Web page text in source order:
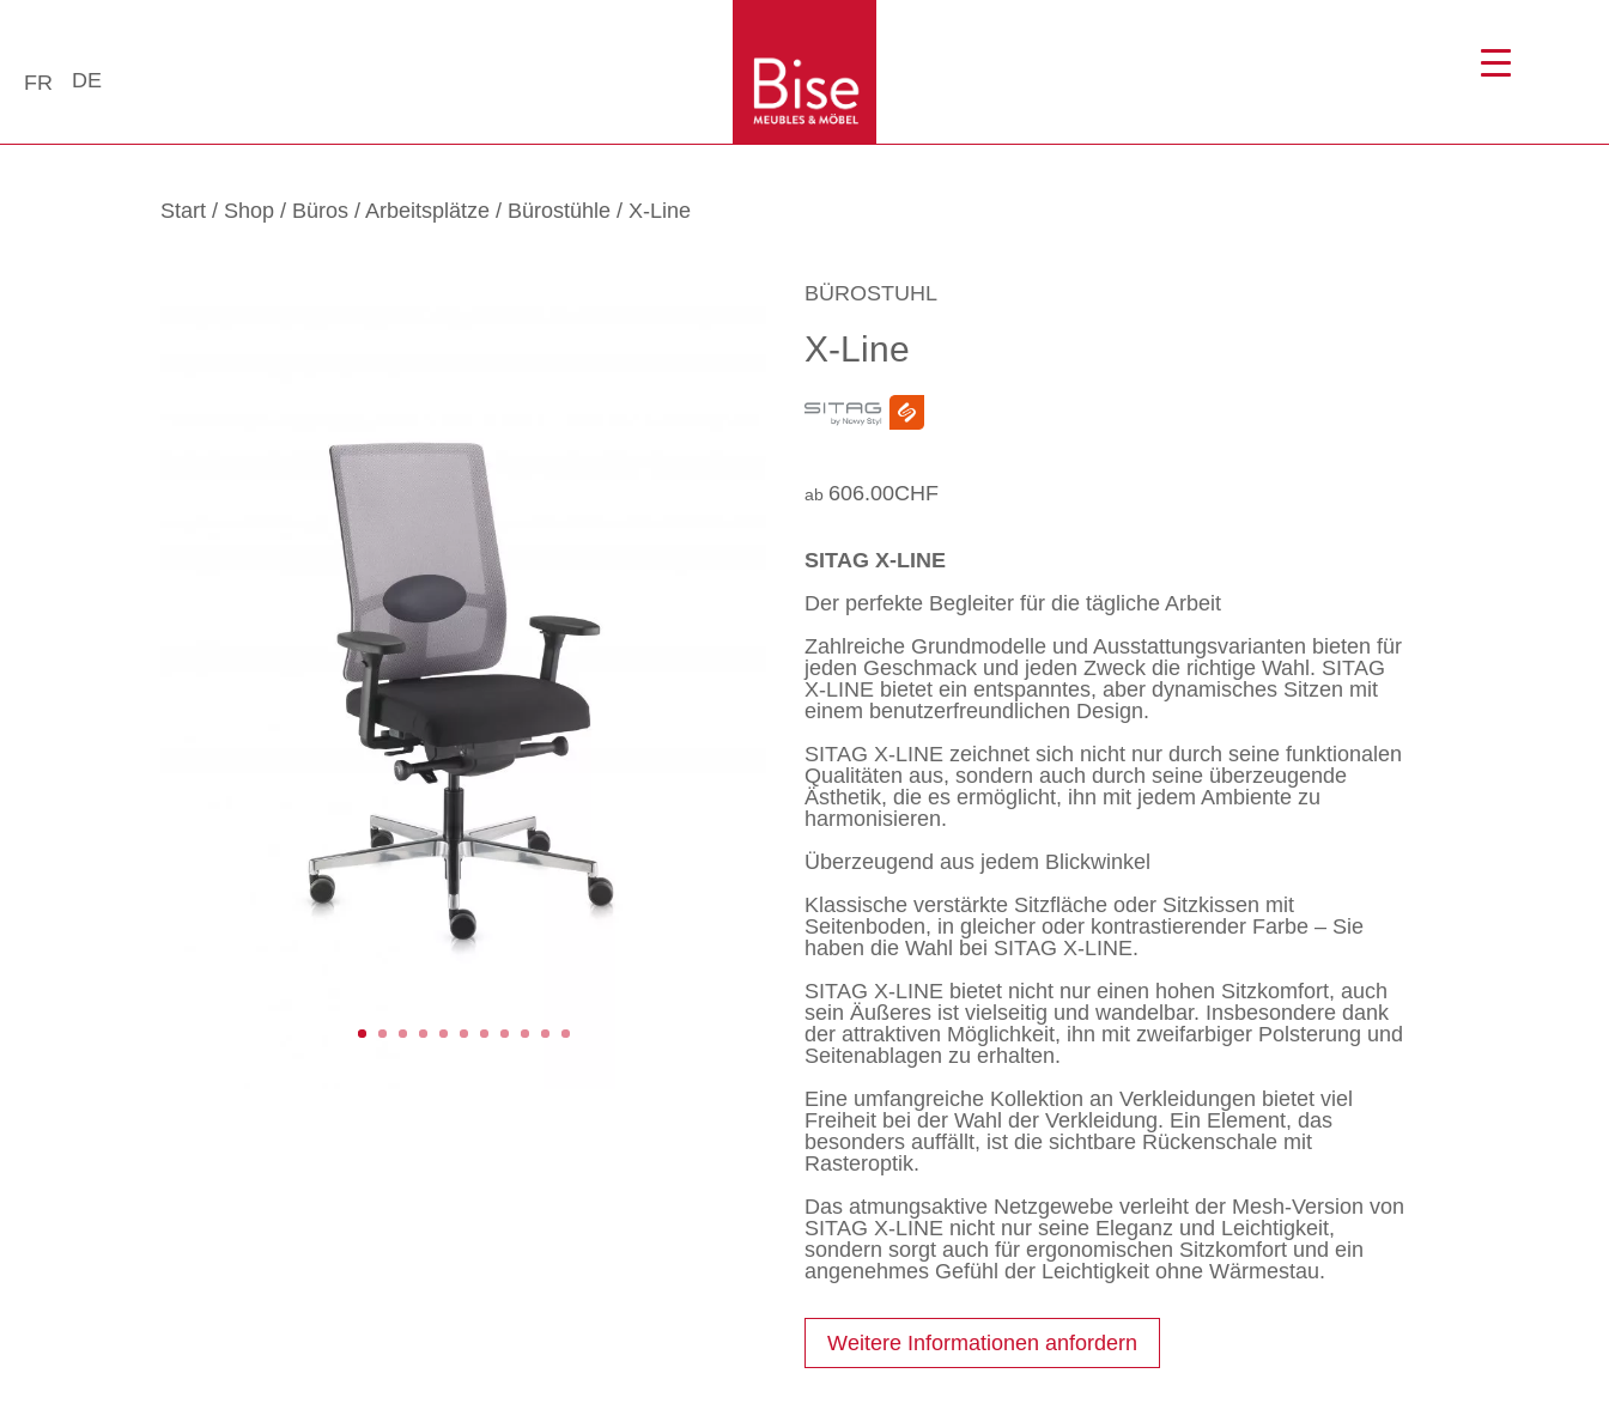
FR DE
Start / Shop / Büros /Arbeitsplätze / Bürostühle / X-Line
BÜROSTUHL
X-Line
606.00CHF
SITAG X-LINE
Der perfekte Begleiter für die tägliche Arbeit
Zahlreiche Grundmodelle und Ausstattungsvarianten bieten für
jeden Geschmack und jeden Zweck die richtige Wahl. SITAG
X-LINE bietet ein entspanntes, aber dynamisches Sitzen mit
einem benutzerfreundlichen Design.
SITAG X-LINE zeichnet sich nicht nur durch seine funktionalen
Qualitäten aus, sondern auch durch seine überzeugende
Ästhetik, die es ermöglicht, ihn mit jedem Ambiente zu
harmonisieren.
Überzeugend aus jedem Blickwinkel
Klassische verstärkte Sitzfläche oder Sitzkissen mit
Seitenboden, in gleicher oder kontrastierender Farbe – Sie
haben die Wahl bei SITAG X-LINE.
SITAG X-LINE bietet nicht nur einen hohen Sitzkomfort, auch
sein Äußeres ist vielseitig und wandelbar. Insbesondere dank
der attraktiven Möglichkeit, ihn mit zweifarbiger Polsterung und
Seitenablagen zu erhalten.
Eine umfangreiche Kollektion an Verkleidungen bietet viel
Freiheit bei der Wahl der Verkleidung. Ein Element, das
besonders auffällt, ist die sichtbare Rückenschale mit
Rasteroptik.
Das atmungsaktive Netzgewebe verleiht der Mesh-Version von
SITAG X-LINE nicht nur seine Eleganz und Leichtigkeit,
sondern sorgt auch für ergonomischen Sitzkomfort und ein
angenehmes Gefühl der Leichtigkeit ohne Wärmestau.
Weitere Informationen anfordern